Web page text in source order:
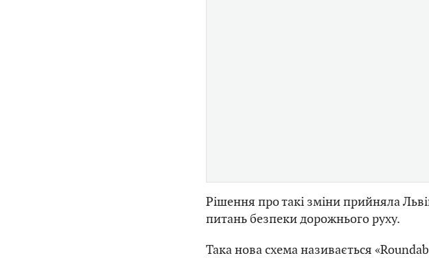
Рішення про такі зміни прийняла
питань безпеки дорожнього руху.
Така нова схема називається